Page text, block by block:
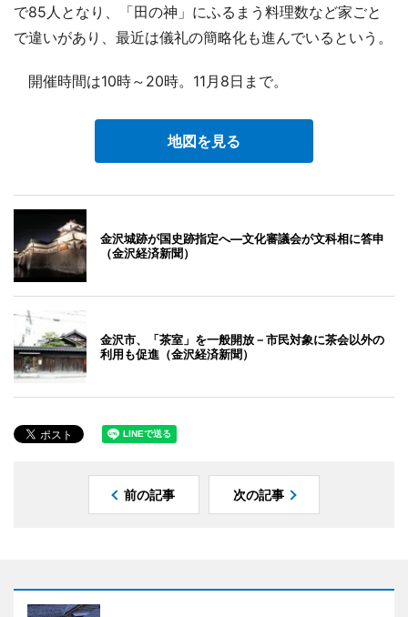
で85人となり、「田の神」にふるまう料理数など家ごと
で違いがあり、最近は儀礼の簡略化も進んでいるという。
開催時間は10時～20時。11月8日まで。
地図を見る
金沢城跡が国史跡指定へ―文化審議会が文科相に答申
（金沢経済新聞）
金沢市、「茶室」を一般開放－市民対象に茶会以外の
利用も促進（金沢経済新聞）
前の記事 次の記事